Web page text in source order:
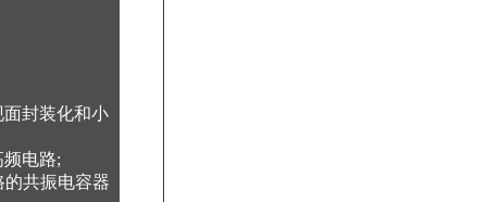
封装化和小
电路;
共振电容器